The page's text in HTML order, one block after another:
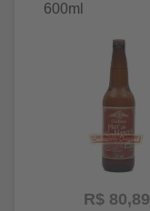
600ml
R$ 80,89